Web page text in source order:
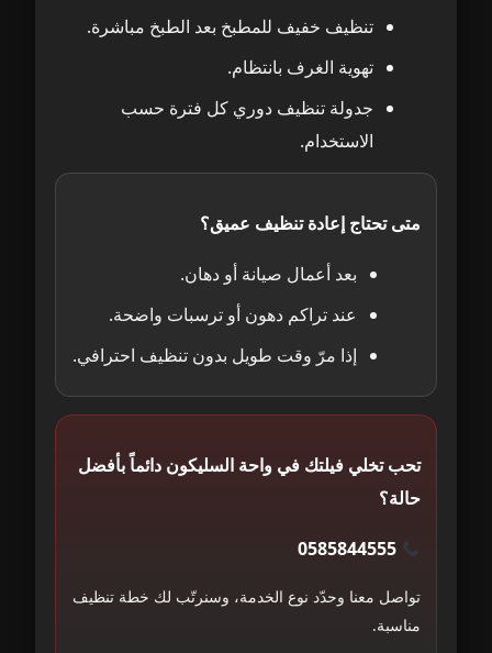
تنظيف خفيف للمطبخ بعد الطبخ مباشرة.
تهوية الغرف بانتظام.
جدولة تنظيف دوري كل فترة حسب
الاستخدام.
متى تحتاج إعادة تنظيف عميق؟
بعد أعمال صيانة أو دهان.
عند تراكم دهون أو ترسبات واضحة.
إذا مرّ وقت طويل بدون تنظيف احترافي.
تحب تخلي فيلتك في واحة السليكون دائماً بأفضل
حالة؟
0585844555
تواصل معنا وحدّد نوع الخدمة، وسنرتّب لك خطة تنظيف
مناسبة.